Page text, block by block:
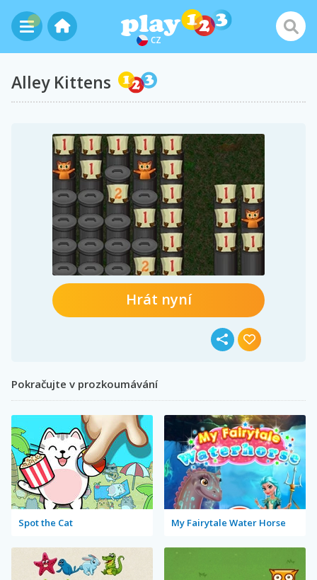
CZ
Alley Kittens
Hrát nyní
Pokračujte v prozkoumávání
Spot the Cat My Fairytale Water Horse